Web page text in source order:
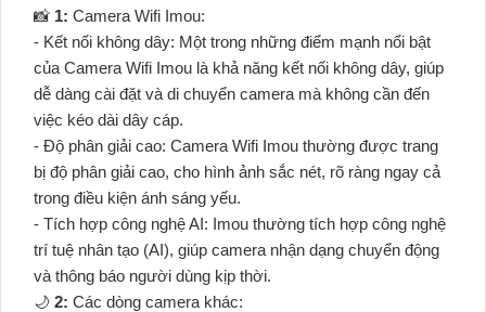
📸 1: Camera Wifi Imou:
- Kết nối không dây: Một trong những điểm mạnh nổi bật
của Camera Wifi Imou là khả năng kết nối không dây, giúp
dễ dàng cài đặt và di chuyển camera mà không cần đến
việc kéo dài dây cáp.
- Độ phân giải cao: Camera Wifi Imou thường được trang
bị độ phân giải cao, cho hình ảnh sắc nét, rõ ràng ngay cả
trong điều kiện ánh sáng yếu.
- Tích hợp công nghệ AI: Imou thường tích hợp công nghệ
trí tuệ nhân tạo (AI), giúp camera nhận dạng chuyển động
và thông báo người dùng kịp thời.
🌙 2: Các dòng camera khác: